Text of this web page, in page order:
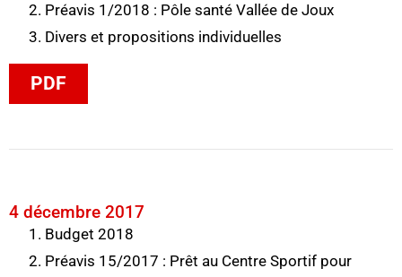
Préavis 1/2018 : Pôle santé Vallée de Joux
Divers et propositions individuelles
PDF
4 décembre 2017
Budget 2018
Préavis 15/2017 : Prêt au Centre Sportif pour